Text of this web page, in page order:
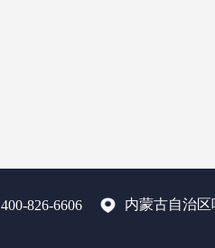
400-826-6606 内蒙古自治